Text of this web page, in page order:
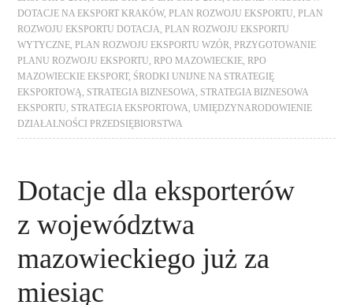
DOTACJE NA EKSPORT KRAKÓW,PLAN ROZWOJU EKSPORTU ,PLAN
ROZWOJU EKSPORTU DOTACJA ,PLAN ROZWOJU EKSPORTU
WYTYCZNE ,PLAN ROZWOJU EKSPORTU WZÓR ,PRZYGOTOWANIE
PLANU ROZWOJU EKSPORTU ,RPO MAZOWIECKIE ,RPO
MAZOWIECKIE EKSPORT, ŚRODKI UNIJNE NA STRATEGIĘ
EKSPORTOWĄ
STRATEGIA BIZNESOWA
STRATEGIA BIZNESOWA
EKSPORTU
STRATEGIA EKSPORTOWA ,UMIĘDZYNARODOWIENIE
DZIAŁALNOŚCI PRZEDSIĘBIORSTWA
Dotacje dla eksporterów
z województwa
mazowieckiego już za
miesiąc